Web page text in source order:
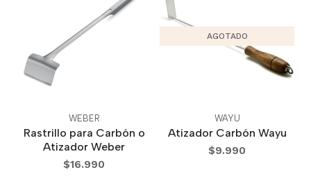
WEBER
Rastrillo para Carbón o
Atizador Weber
$16.990
AGOTADO
WAYU
Atizador Carbón Wayu
$9.990